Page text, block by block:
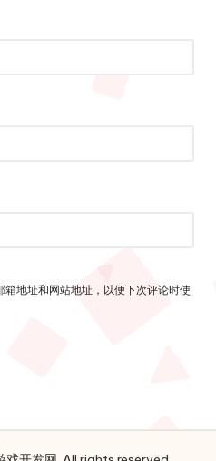
地址和网站地址，以便下次评论时使